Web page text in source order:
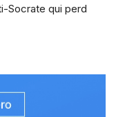
Socrate qui perd